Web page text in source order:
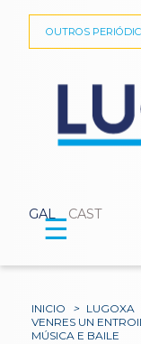
GAL CAST
OUTROS
☰
INICIO > LUGOXA
VENRES UN
MÚSICA E BAILE